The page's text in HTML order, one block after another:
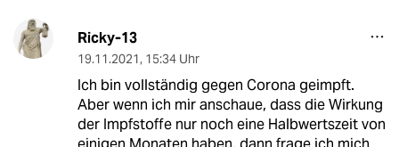
Ricky-13
19.11.2021, 15:34 Uhr
Ich bin vollständig gegen Corona geimpft.
Aber wenn ich mir anschaue, dass die Wirkung
der Impfstoffe nur noch eine Halbwertszeit von